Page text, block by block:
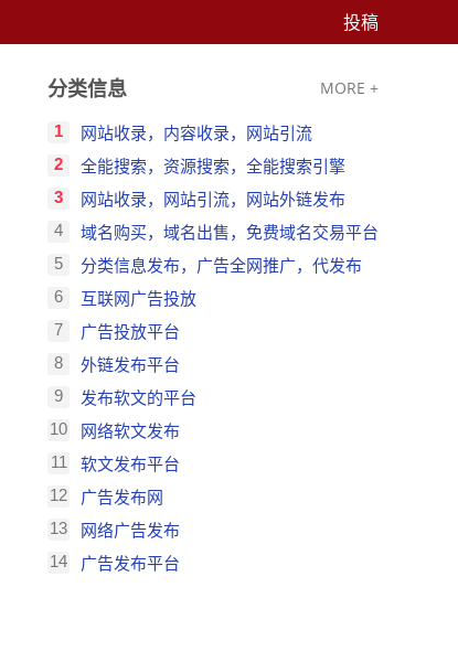
投稿
分类信息 MORE +
1 网站收录，内容收录，网站引流
2 全能搜索，资源搜索，全能搜索引擎
3 网站收录，网站引流，网站外链发布
4 域名购买，域名出售，免费域名交易平台
5 分类信息发布，广告全网推广，代发布
6 互联网广告投放
7 广告投放平台
8 外链发布平台
9 发布软文的平台
10 网络软文发布
11 软文发布平台
12 广告发布网
13 网络广告发布
14 广告发布平台